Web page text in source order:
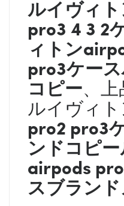
ルイヴィ
pro3 4 3 2
ィトン
pro3ケー
コピー、
ルイヴィト
pro2 pro3
ンドコピー
airpods
スブラン